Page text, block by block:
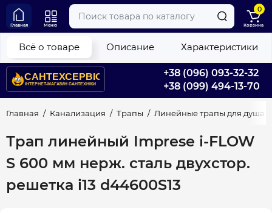
+38 (096) 093-32-32
+38 (099) 494-13-70
Главная Меню
0
Корзина
Главная Канализация Трапы Линейные трапы для душа
Трап линейный Imprese i-FLOW
S 600 мм нерж. сталь двухстор.
решетка i13 d44600S13
Всё о товаре Описание Характеристики